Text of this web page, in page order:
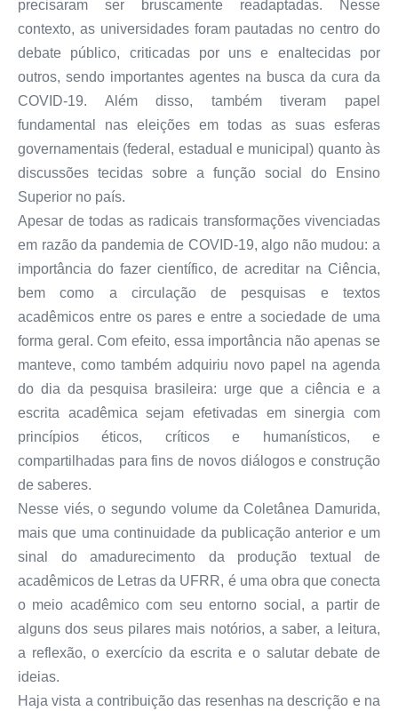
precisaram ser bruscamente readaptadas. Nesse
contexto, as universidades foram pautadas no centro do
debate público, criticadas por uns e enaltecidas por
outros, sendo importantes agentes na busca da cura da
COVID-19. Além disso, também tiveram papel
fundamental nas eleições em todas as suas esferas
governamentais (federal, estadual e municipal) quanto às
discussões tecidas sobre a função social do Ensino
Superior no país.
Apesar de todas as radicais transformações vivenciadas
em razão da pandemia de COVID-19, algo não mudou: a
importância do fazer científico, de acreditar na Ciência,
bem como a circulação de pesquisas e textos
acadêmicos entre os pares e entre a sociedade de uma
forma geral. Com efeito, essa importância não apenas se
manteve, como também adquiriu novo papel na agenda
do dia da pesquisa brasileira: urge que a ciência e a
escrita acadêmica sejam efetivadas em sinergia com
princípios éticos, críticos e humanísticos, e
compartilhadas para fins de novos diálogos e construção
de saberes.
Nesse viés, o segundo volume da Coletânea Damurida,
mais que uma continuidade da publicação anterior e um
sinal do amadurecimento da produção textual de
acadêmicos de Letras da UFRR, é uma obra que conecta
o meio acadêmico com seu entorno social, a partir de
alguns dos seus pilares mais notórios, a saber, a leitura,
a reflexão, o exercício da escrita e o salutar debate de
ideias.
Haja vista a contribuição das resenhas na descrição e na